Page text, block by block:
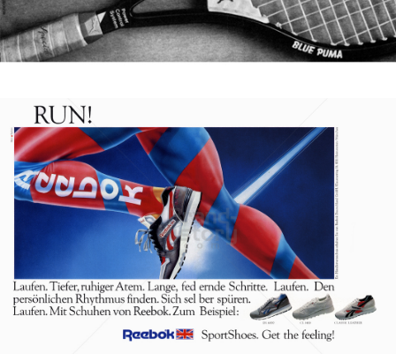
Bild-ID: 47379
Reebok International 1987
Bild-ID: 18544